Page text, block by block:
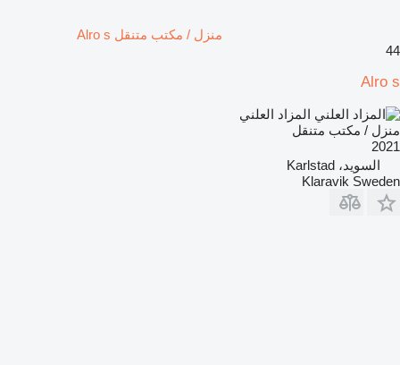
منزل / مكتب متنقل Alro s
44
Alro s
المزاد العلني
منزل / مكتب متنقل
2021
السويد، Karlstad
Klaravik Sweden